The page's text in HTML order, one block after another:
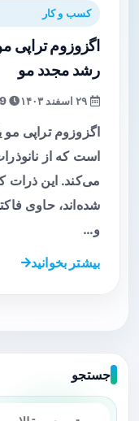
کسب و کار
اگزوزوم تراپی
رشد مجدد مو
9 دقیقه
اگزوزوم تراپی
است که از
می‌کند. این ذرات
و…
بیشتر بخوانید
جستجو